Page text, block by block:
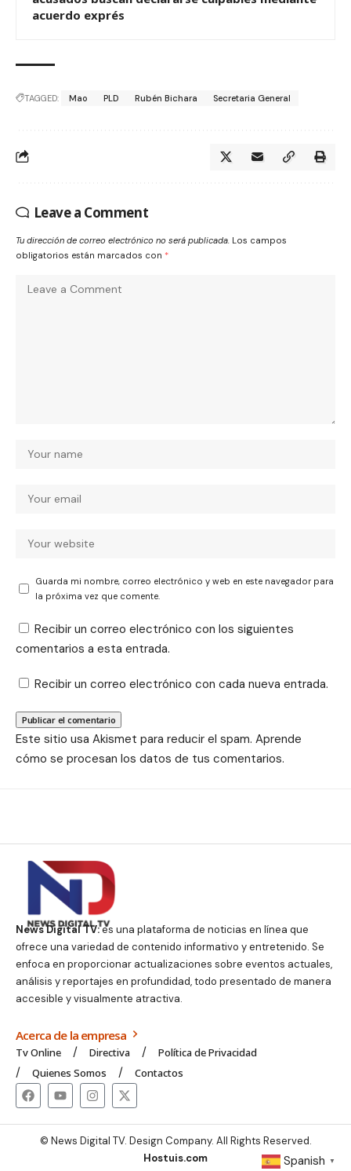
acuerdo exprés
TAGGED: Mao PLD Rubén Bichara Secretaria General
Leave a Comment
Tu dirección de correo electrónico no será publicada. Los campos
obligatorios están marcados con *
Guarda mi nombre, correo electrónico y web en este navegador para
la próxima vez que comente.
Recibir un correo electrónico con los siguientes
comentarios a esta entrada.
Recibir un correo electrónico con cada nueva entrada.
Este sitio usa Akismet para reducir el spam. Aprende
cómo se procesan los datos de tus comentarios.
News Digital TV:es una plataforma de noticias en línea que
ofrece una variedad de contenido informativo y entretenido. Se
enfoca en proporcionar actualizaciones sobre eventos actuales,
análisis y reportajes en profundidad, todo presentado de manera
accesible y visualmente atractiva.
Acerca de la empresa
Tv Online Directiva
Política de Privacidad
Quienes Somos
Contactos
© News Digital TV. Design Company. All Rights Reserved.
Hostuis.com
Spanish ▼